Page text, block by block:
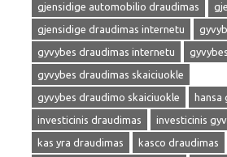
gjensidige automobilio draudimas
gjensidige draudimas internetu
gyvybes draudimas internetu
gyvybes draudimas skaiciuokle
gyvybes draudimo skaiciuokle
hansa
investicinis draudimas
investicinis
kas yra draudimas
kasco draudimas